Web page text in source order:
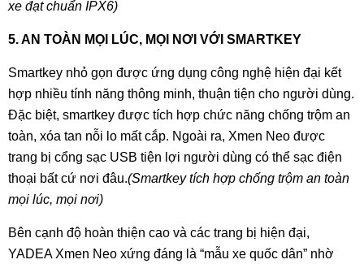
xe đạt chuẩn IPX6)
5. AN TOÀN MỌI LÚC, MỌI NƠI VỚI SMARTKEY
Smartkey nhỏ gọn được ứng dụng công nghệ hiện đại kết
hợp nhiều tính năng thông minh, thuận tiện cho người dùng.
Đặc biệt, smartkey được tích hợp chức năng chống trộm an
toàn, xóa tan nỗi lo mất cắp. Ngoài ra, Xmen Neo được
trang bị cổng sạc USB tiện lợi người dùng có thể sạc điện
thoại bất cứ nơi đâu.(Smartkey tích hợp chống trộm an toàn
mọi lúc, mọi nơi)
Bên cạnh độ hoàn thiện cao và các trang bị hiện đại,
YADEA Xmen Neo xứng đáng là “mẫu xe quốc dân” nhờ